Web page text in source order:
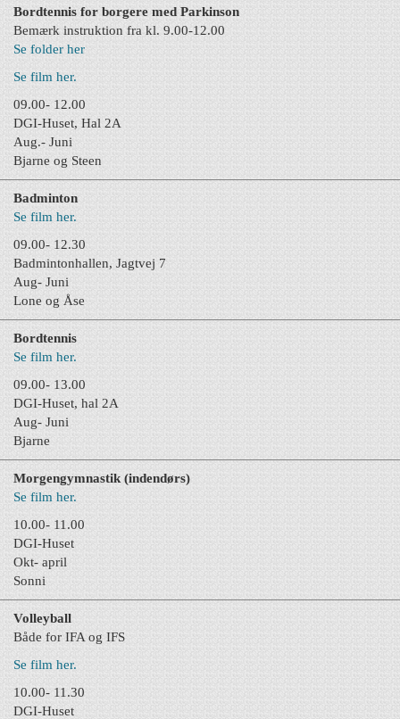
Bordtennis for borgere med Parkinson
Bemærk instruktion fra kl. 9.00-12.00
Se folder her
Se film her.
09.00- 12.00
DGI-Huset, Hal 2A
Aug.- Juni
Bjarne og Steen
Badminton
Se film her.
09.00- 12.30
Badmintonhallen, Jagtvej 7
Aug- Juni
Lone og Åse
Bordtennis
Se film her.
09.00- 13.00
DGI-Huset, hal 2A
Aug- Juni
Bjarne
Morgengymnastik (indendørs)
Se film her.
10.00- 11.00
DGI-Huset
Okt- april
Sonni
Volleyball
Både for IFA og IFS
Se film her.
10.00- 11.30
DGI-Huset